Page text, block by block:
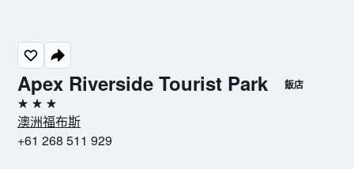
Apex Riverside Tourist Park 飯店
3星級
澳洲福布斯
+61 268 511 929